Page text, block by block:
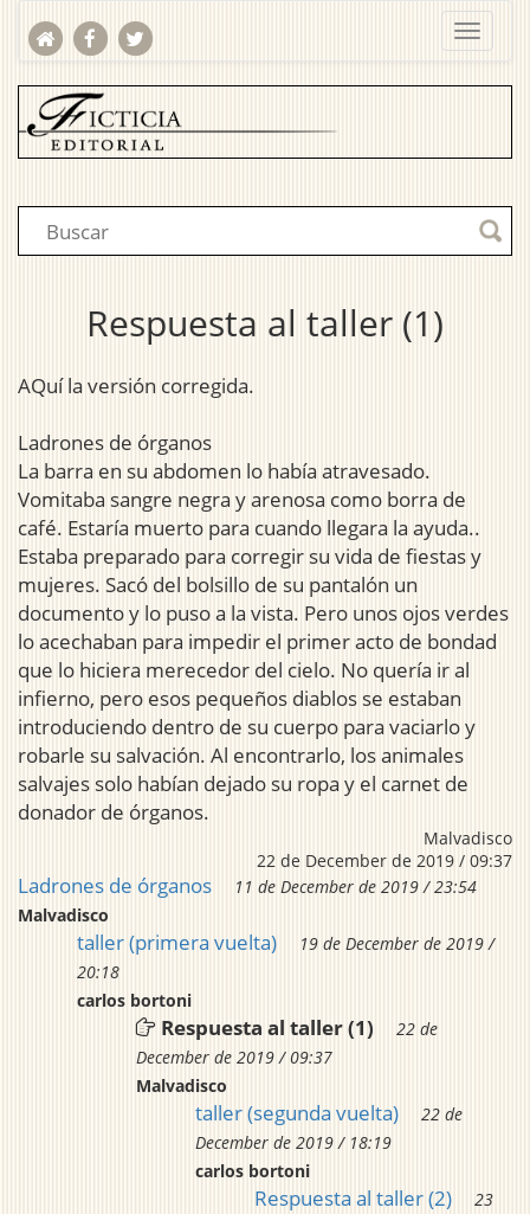
Respuesta al taller (1)
AQuí la versión corregida.
Ladrones de órganos
La barra en su abdomen lo había atravesado.
Vomitaba sangre negra y arenosa como borra de
café. Estaría muerto para cuando llegara la ayuda..
Estaba preparado para corregir su vida de fiestas y
mujeres. Sacó del bolsillo de su pantalón un
documento y lo puso a la vista. Pero unos ojos verdes
lo acechaban para impedir el primer acto de bondad
que lo hiciera merecedor del cielo. No quería ir al
infierno, pero esos pequeños diablos se estaban
introduciendo dentro de su cuerpo para vaciarlo y
robarle su salvación. Al encontrarlo, los animales
salvajes solo habían dejado su ropa y el carnet de
donador de órganos.
Malvadisco
22 de December de 2019 / 09:37
Ladrones de órganos
11 de December de 2019 / 23:54
Malvadisco
taller (primera vuelta)
19 de December de 2019 /
20:18
carlos bortoni
Respuesta al taller (1)
22 de
December de 2019 / 09:37
Malvadisco
taller (segunda vuelta)
22 de
December de 2019 / 18:19
carlos bortoni
Respuesta al taller (2)
23